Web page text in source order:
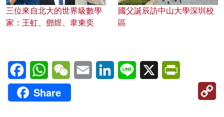
三位來自北大的世界級數學
家：王虹、鄧煜、韋東奕
國父誕辰訪中山大學深圳校
區
FacebookWhatsAppWeChatEmail LinkedInLine X
Share